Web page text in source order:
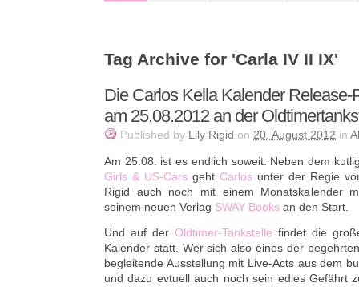
Tag Archive for 'Carla IV II IX'
Die Carlos Kella Kalender Release-
am 25.08.2012 an der
Published by Lily Rigid on 20. August 2012 in
Am 25.08. ist es endlich soweit: Neben dem
Girls & US-Cars geht Carlos unter der Regie
Rigid auch noch mit einem Monatskalender
seinem neuen Verlag SWAY Books an den Start.
Und auf der Oldtimer-Tankstelle findet die
Kalender statt. Wer sich also eines der
begleitende Ausstellung mit Live-Acts aus dem
und dazu evtuell auch noch sein edles Gefährt